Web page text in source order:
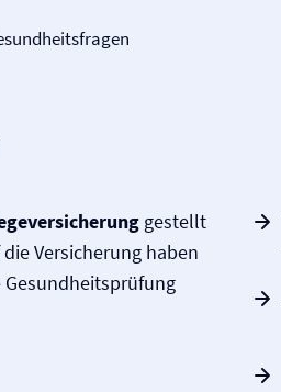
gestellt
Versicherung haben